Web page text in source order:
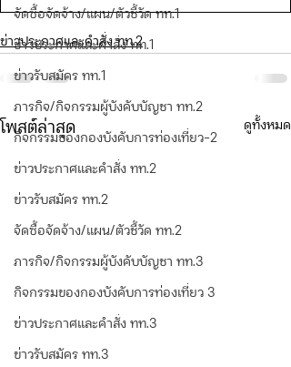
จัดซื้อจัดจ้าง/แผน/ตัวชี้วัด ทท.1
ข่าวประกาศและคำสั่ง ทท.1
ข่าวรับสมัคร ทท.1
ภารกิจ/กิจกรรมผู้บังคับบัญชา ทท.2
กิจกรรมของกองบังคับการท่องเที่ยว-2
ข่าวประกาศและคำสั่ง ทท.2
ข่าวรับสมัคร ทท.2
จัดซื้อจัดจ้าง/แผน/ตัวชี้วัด ทท.2
ภารกิจ/กิจกรรมผู้บังคับบัญชา ทท.3
กิจกรรมของกองบังคับการท่องเที่ยว 3
ข่าวประกาศและคำสั่ง ทท.3
ข่าวรับสมัคร ทท.3
ข่าวประกาศและคำสั่ง ทท.2
โพสต์ล่าสุด ดูทั้งหมด